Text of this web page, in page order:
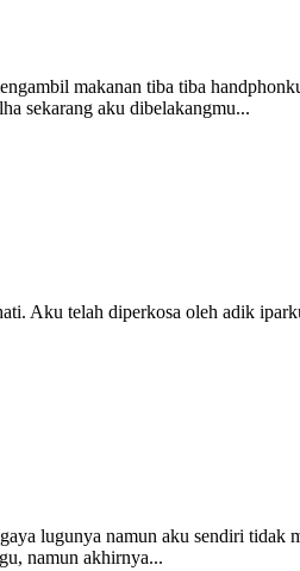
makanan tiba tiba
sekarang aku dibelakangmu...
Aku telah diperkosa oleh adik
lugunya namun aku sendiri
namun akhirnya...